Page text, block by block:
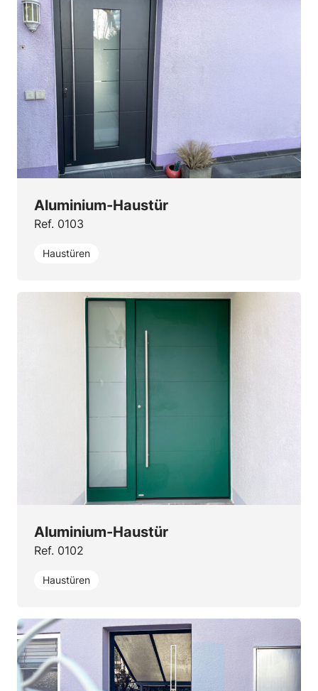
Aluminium-Haustür
Ref. 0103
Haustüren
Aluminium-Haustür
Ref. 0102
Haustüren